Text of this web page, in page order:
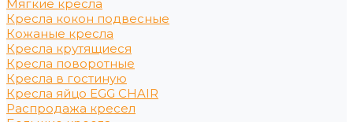
Мягкие кресла
Кресла кокон подвесные
Кожаные кресла
Кресла крутящиеся
Кресла поворотные
Кресла в гостиную
Кресла яйцо EGG CHAIR
Распродажа кресел